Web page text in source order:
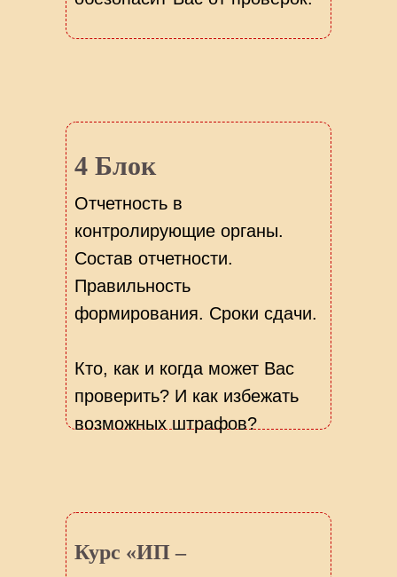
4 Блок
Отчетность в
контролирующие органы.
Состав отчетности.
Правильность
формирования. Сроки сдачи.
Кто, как и когда может Вас
проверить? И как избежать
возможных штрафов?
Курс «ИП –